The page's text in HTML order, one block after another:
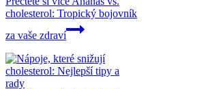
cholesterol: Tropický bojovník
za vaše zdraví